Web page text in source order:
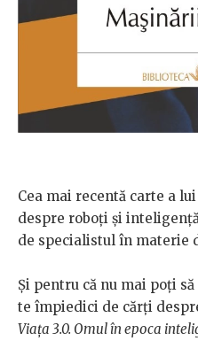
Cea mai recentă carte a
despre roboți și
de specialistul în materie
Și pentru că nu mai poți
te împiedici de cărți
Viața 3.0. Omul în epoca